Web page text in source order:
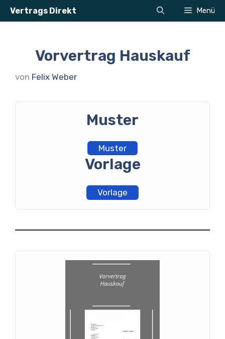
Zum
Vertrags Direkt Menü
Vorvertrag Hauskauf
von Felix Weber
Muster
Muster
Vorlage
Vorlage